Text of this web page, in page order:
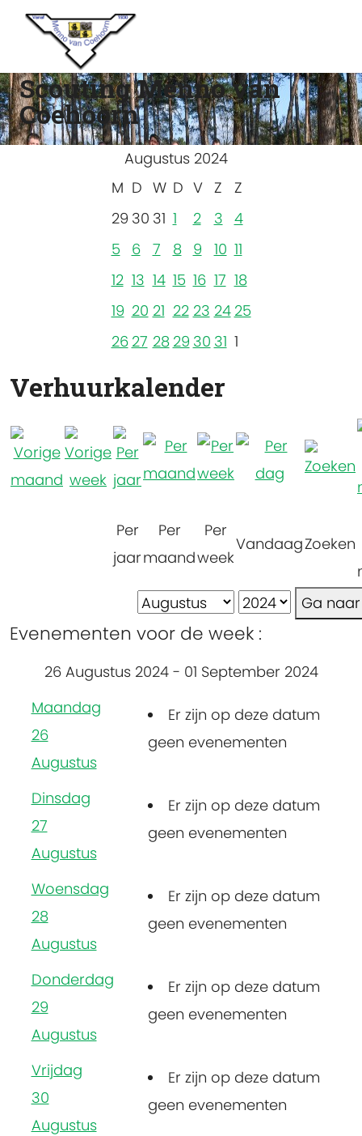
Scouting Menno van
Coehoorn
Augustus 2024
M D W D V Z
Z
29 30 31 1 2 3 4
5
6 7 8 9 10 11
12 13 14 15 16 17 18
19 20 21 22 23 24 25
26 27 28 29 30 31 1
Verhuurkalender
Per
jaar
Per
maand
Per
week
VandaagZoeken
Ga
Evenementen voor de week :
26 Augustus 2024 - 01 September 2024
Maandag
26
Augustus
Er zijn op deze datum
geen evenementen
Dinsdag
27
Augustus
Er zijn op deze datum
geen evenementen
Woensdag
28
Augustus
Er zijn op deze datum
geen evenementen
Donderdag
29
Augustus
Er zijn op deze datum
geen evenementen
Vrijdag
30
Augustus
Er zijn op deze datum
geen evenementen